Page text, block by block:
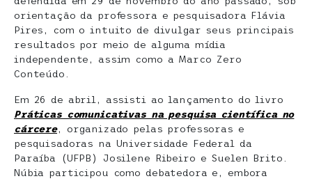
orientação da professora e pesquisadora Flávia
Pires, com o intuito de divulgar seus principais
resultados por meio de alguma mídia
independente, assim como a Marco Zero
Conteúdo.
Em 26 de abril, assisti ao lançamento do livro
Práticas comunicativas na pesquisa científica no
cárcere, organizado pelas professoras e
pesquisadoras na Universidade Federal da
Paraíba (UFPB) Josilene Ribeiro e Suelen Brito.
Núbia participou como debatedora e, embora